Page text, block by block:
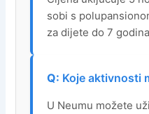
sobi s
za dijete do 7
Koje aktivnosti
U Neumu možete